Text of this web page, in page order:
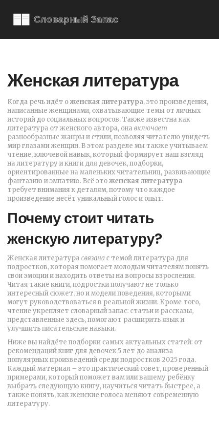
Женская литература
Когда речь идёт оженская литература,это произведения,
написанные женщинами, охватывающие темы от личных
историй до социальных вопросов. Также известна как
литература от женского автора, она включает
разнообразные жанры и стили, позволяя читателю увидеть
мир глазами женщин. В этом разделе мы также учитываем
чтение,ключевой навык, который формирует наш взгляд
на литературуикниги для девочек,подборки,
ориентированные на маленьких читательниц, развивающие
фантазию и эмпатию. Всё этоженская литература
требует внимания к деталям, потому что каждое
произведение несёт уникальный голос и опыт.
Почему стоит читать
женскую литературу?
Женская литература связанa с темойлитература для
подростков,которая помогает молодым читателям понять
свои эмоции и находить ответы на вопросы взросления.
Читая такие книги, подростки получают не только
интересный сюжет, но и модели поведения, которыми
могут руководствоваться в реальной жизни. Кроме того,
чтение укрепляет словарный запас: статьи и рассказы,
представленные здесь, помогают расширить язык и
улучшить писательские навыки.
Ниже вы найдёте подборки самых актуальных статей: от
рекомендаций книг для девочек 5 лет до анализа
популярных произведений среди подростков 2025 года.
Каждый материал – это практический совет, проверенный
примерами, который поможет вам или вашему ребёнку
выбрать следующую книгу, научиться читать быстрее, а
также понять, как женские голоса меняют современную
литературу.